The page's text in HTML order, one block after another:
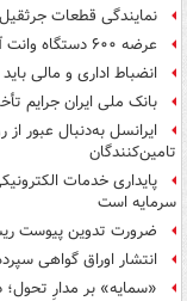
نمایندگی قطعات
عرضه ۶۰۰ دستگاه وانت آریسان ۲ ایران‌خودرو در بورس کالا
انضباط اداری و مالی
بانک ملی ایران جرایم
ایرانسل به‌دنبال عبور
تامین‌کنندگان
پایداری خدمات
سرمایه است
ضرورت تدوین پیوست
انتشار اوراق گواهی
«سمایه» بر مدارِ تحول؛ درآمد